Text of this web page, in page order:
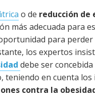
o de reducción de
más adecuada para
para perder
los expertos
debe ser
teniendo en cuenta
contra la